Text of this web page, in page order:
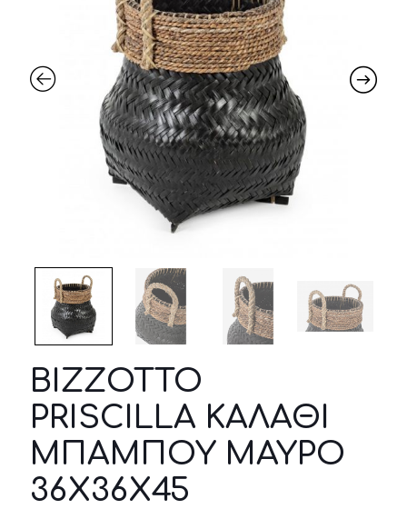
BIZZOTTO
PRISCILLA ΚΑΛΑΘΙ
ΜΠΑΜΠΟΥ ΜΑΥΡΟ
36X36X45